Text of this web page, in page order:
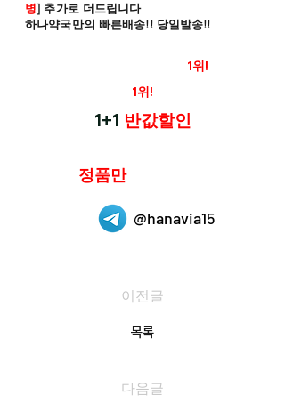
병] 추가로 더드립니다
하나약국만의 빠른배송!! 당일발송!!
1위!
1위!
1+1 반값할인
정품만
@hanavia15
이전글
목록
다음글